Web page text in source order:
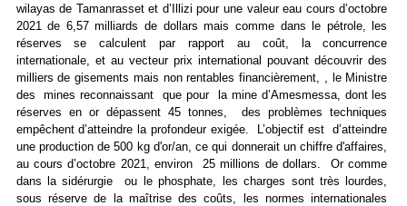
wilayas de Tamanrasset et d’Illizi pour une valeur eau cours d’octobre
2021 de 6,57 milliards de dollars mais comme dans le pétrole, les
réserves se calculent par rapport au coût, la concurrence
internationale, et au vecteur prix international pouvant découvrir des
milliers de gisements mais non rentables financièrement, , le Ministre
des mines reconnaissant que pour la mine d’Amesmessa, dont les
réserves en or dépassent 45 tonnes, des problèmes techniques
empêchent d’atteindre la profondeur exigée. L’objectif est d’atteindre
une production de 500 kg d'or/an, ce qui donnerait un chiffre d'affaires,
au cours d’octobre 2021, environ 25 millions de dollars. Or comme
dans la sidérurgie ou le phosphate, les charges sont très lourdes,
sous réserve de la maîtrise des coûts, les normes internationales